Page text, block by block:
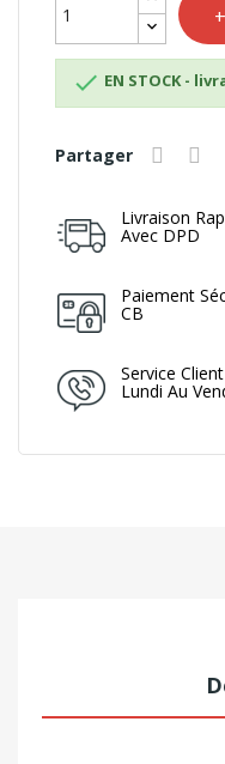
 EN STOCK -
Partager
Livraison
Avec DPD
Paiement
CB
Service
Lundi Au